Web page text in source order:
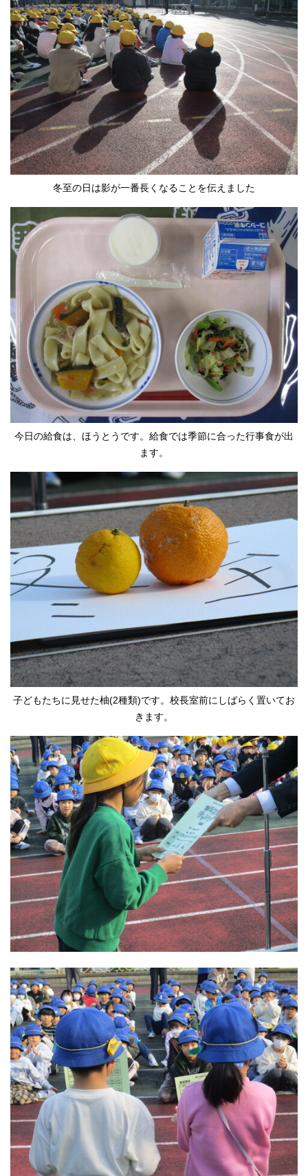
冬至の日は影が一番長くなることを伝えました
今日の給食は、ほうとうです。給食では季節に合った行事食が出
ます。
子どもたちに見せた柚(2種類)です。校長室前にしばらく置いてお
きます。